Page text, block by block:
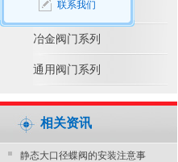
电站阀门系列
冶金阀门系列
通用阀门系列
相关资讯
静态大口径蝶阀的安装注意事
联系我们